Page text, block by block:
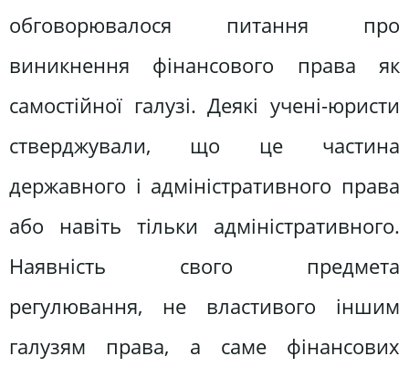
обговорювалося питання про
виникнення фінансового права як
самостійної галузі. Деякі учені-юристи
стверджували, що це частина
державного і адміністративного права
або навіть тільки адміністративного.
Наявність свого предмета
регулювання, не властивого іншим
галузям права, а саме фінансових